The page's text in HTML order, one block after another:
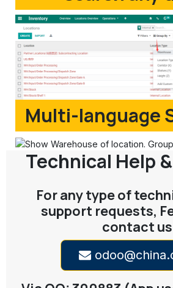
Multi-language
Technical Help
For any type of
support requests,
contact us